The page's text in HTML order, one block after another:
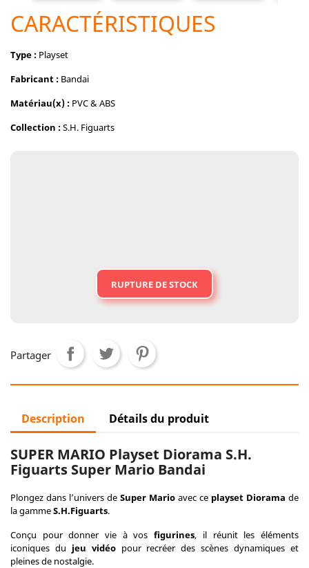
CARACTÉRISTIQUES
Type : Playset
Fabricant : Bandai
Matériau(x) : PVC & ABS
Collection :S.H. Figuarts
RUPTURE DE STOCK
Partager
Description Détails du produit
SUPER MARIO Playset Diorama S.H.
Figuarts Super Mario Bandai
Plongez dans l’univers de Super Mario avec ce playset Diorama de
la gammeS.H.Figuarts.
Conçu pour donner vie à vosfigurines, il réunit les éléments
iconiques du jeu vidéopour recréer des scènes dynamiques et
pleines de nostalgie.